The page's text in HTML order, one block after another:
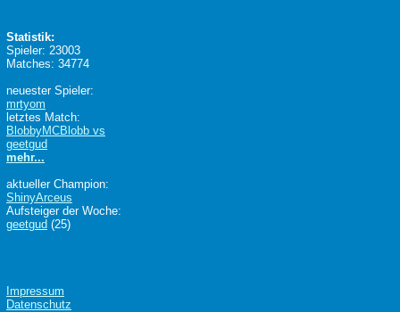
Statistik:
Spieler: 23003
Matches: 34774
neuester Spieler:
mrtyom
letztes Match:
BlobbyMCBlobb vs
geetgud
mehr...
aktueller Champion:
ShinyArceus
Aufsteiger der Woche:
geetgud (25)
Impressum
Datenschutz